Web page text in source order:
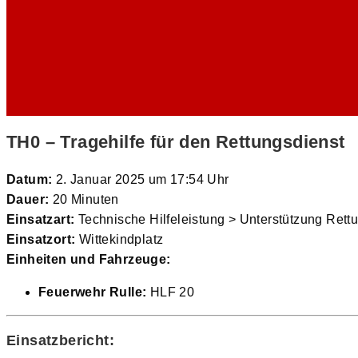
TH0 – Tragehilfe für den Rettungsdienst
Datum: 2. Januar 2025 um 17:54 Uhr
Dauer: 20 Minuten
Einsatzart: Technische Hilfeleistung > Unterstützung
Einsatzort: Wittekindplatz
Einheiten und Fahrzeuge:
Feuerwehr Rulle: HLF 20
Einsatzbericht: